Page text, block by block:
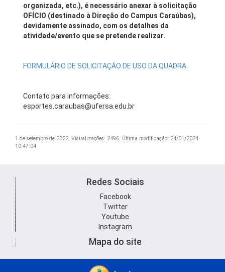
organizada, etc.), é necessário anexar à solicitação
OFÍCIO (destinado à Direção do Campus Caraúbas),
devidamente assinado, com os detalhes da
atividade/evento que se pretende realizar.
FORMULÁRIO DE SOLICITAÇÃO DE USO DA QUADRA
Contato para informações:
esportes.caraubas@ufersa.edu.br
1 de setembro de 2022. Visualizações: 2496. Última modificação: 24/01/2024
10:47:04
Redes Sociais
Facebook
Twitter
Youtube
Instagram
Mapa do site